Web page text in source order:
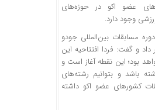
عضو اکو در حوزه‌های
وجود دارد.
مسابقات بین‌المللی جودو
و گفت: فردا افتتاحیه این
بود؛ این نقطه آغاز است و
باشد و بتوانیم رشته‌های
کشورهای عضو اکو داشته